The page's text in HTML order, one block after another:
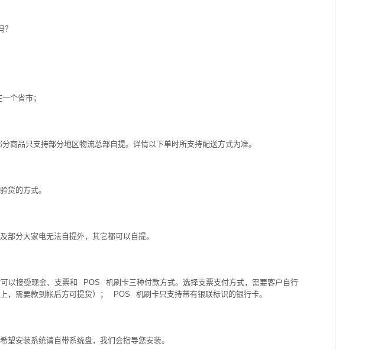
个省市；
商品只支持部分地区物流总部自提。详情以下单时所支持配送方式为准。
货的方式。
部分大家电无法自提外，其它都可以自提。
以接受现金、支票和 POS
机刷卡三种付款方式。选择支票支付方式，需要客户自行
，需要款到帐后方可提货）； POS 机刷卡只支持带有银联标识的银行卡。
望安装系统请自带系统盘，我们会指导您安装。